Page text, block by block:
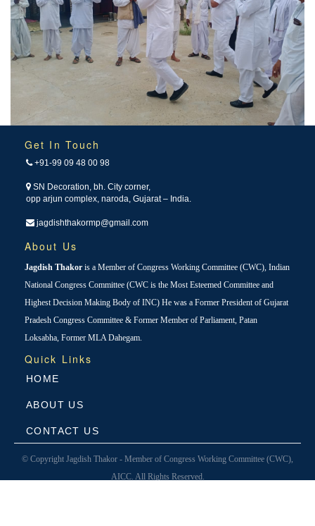
Get In Touch
+91-99 09 48 00 98
SN Decoration, bh. City corner,
opp arjun complex, naroda, Gujarat – India.
jagdishthakormp@gmail.com
About Us
Jagdish Thakor is a Member of Congress Working Committee (CWC), Indian
National Congress Committee (CWC is the Most Esteemed Committee and
Highest Decision Making Body of INC) He was a Former President of Gujarat
Pradesh Congress Committee & Former Member of Parliament, Patan
Loksabha, Former MLA Dahegam.
Quick Links
HOME
ABOUT US
CONTACT US
© Copyright Jagdish Thakor - Member of Congress Working Committee (CWC),
AICC. All Rights Reserved.